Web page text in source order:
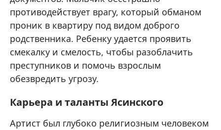
противодействует врагу, который обманом
проник в квартиру под видом доброго
родственника. Ребенку удается проявить
смекалку и смелость, чтобы разоблачить
преступников и помочь взрослым
обезвредить угрозу.
Карьера и таланты Ясинского
Артист был глубоко религиозным человеком